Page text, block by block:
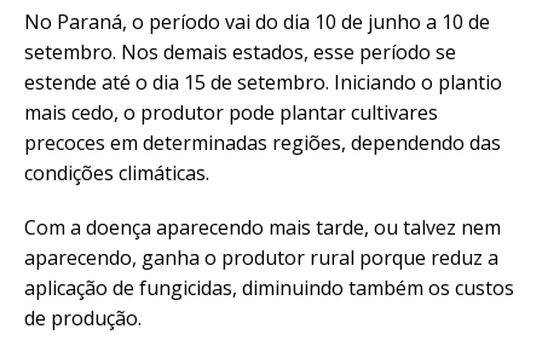
No Paraná, o período vai do dia 10 de junho a 10 de
setembro. Nos demais estados, esse período se
estende até o dia 15 de setembro. Iniciando o plantio
mais cedo, o produtor pode plantar cultivares
precoces em determinadas regiões, dependendo das
condições climáticas.
Com a doença aparecendo mais tarde, ou talvez nem
aparecendo, ganha o produtor rural porque reduz a
aplicação de fungicidas, diminuindo também os custos
de produção.